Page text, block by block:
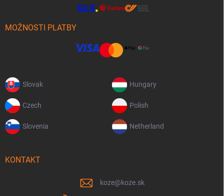
MOŽNOSTI PLATBY
Slovak Hungary
Czech Polish
Slovenia Netherland
KONTAKT
koze@koze.sk